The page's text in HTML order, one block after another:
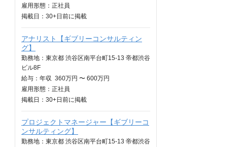
雇用形態：正社員
掲載日： 30+日 前に掲載
アナリスト【ギブリーコンサルティン
グ】
勤務地：東京都 渋谷区南平台町15-13 帝都渋谷
ビル8F
給与： 年収 360万円 〜 600万円
雇用形態：正社員
掲載日： 30+日 前に掲載
プロジェクトマネージャー【ギブリーコ
ンサルティング】
勤務地：東京都 渋谷区南平台町15-13 帝都渋谷